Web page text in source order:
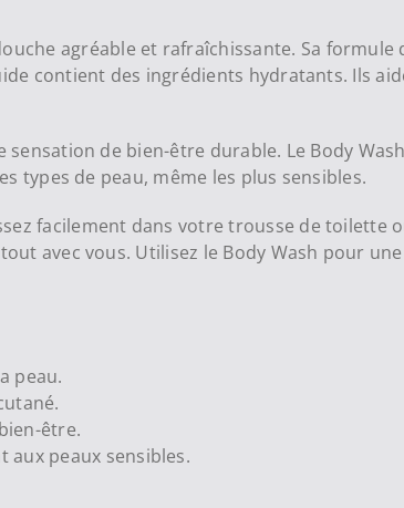
agréable et rafraîchissante. Sa
contient des ingrédients hydratants. Ils
de bien-être durable. Le Body
types de peau, même les plus sensibles.
facilement dans votre trousse de toilette
avec vous. Utilisez le Body Wash pour
peau.
être.
aux peaux sensibles.